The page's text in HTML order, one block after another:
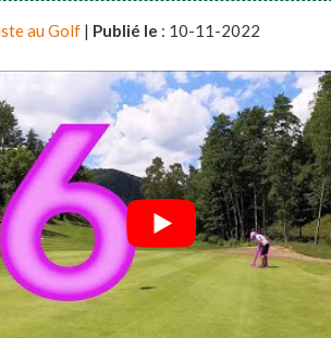
au Golf| Publié le : 10-11-2022